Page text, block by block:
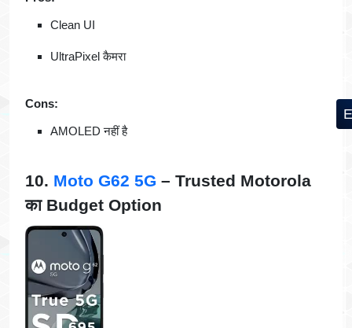
Clean UI
UltraPixel कैमरा
Cons:
AMOLED नहीं है
10. Moto G62 5G – Trusted Motorola
का Budget Option